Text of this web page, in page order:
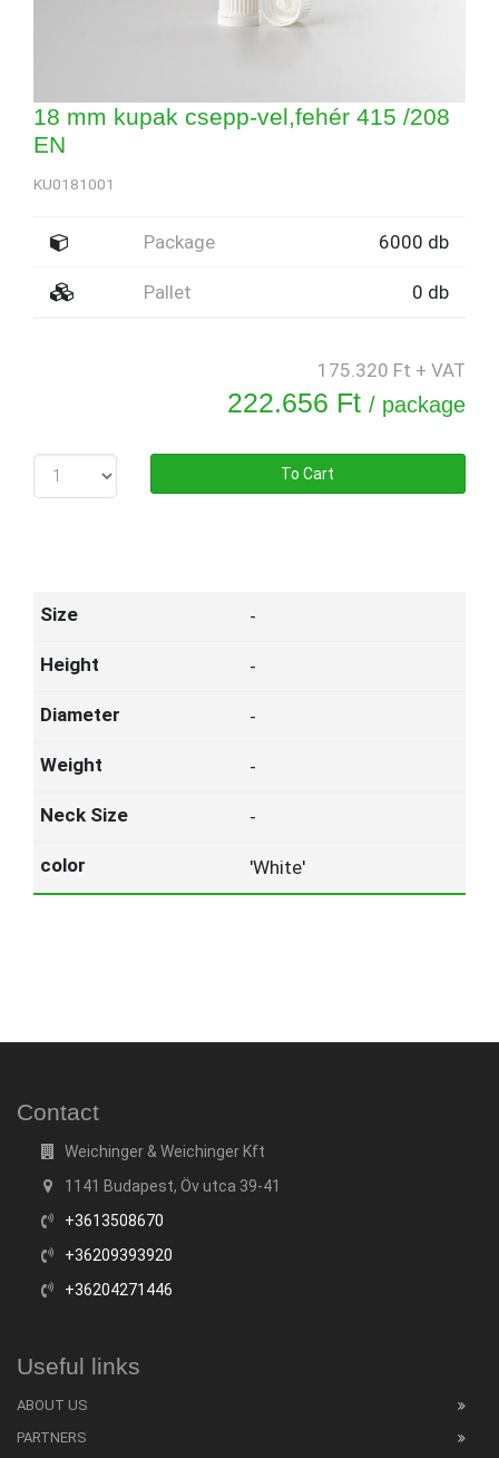
18 mm kupak csepp-vel,fehér 415 /208
EN
KU0181001
Package 6000 db
Pallet 0 db
175.320 Ft + VAT
222.656 Ft / package
To Cart
-
-
-
-
-
'White'
Contact
Weichinger & Weichinger Kft
1141 Budapest, Öv utca 39-41
+3613508670
+36209393920
+36204271446
Useful links
ABOUT US
PARTNERS